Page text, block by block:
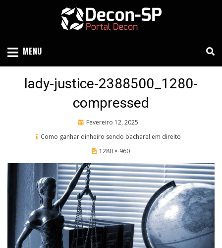
MENU
lady-justice-2388500_1280-
compressed
Posted
Fevereiro 12, 2025
Como ganhar dinheiro sendo bacharel em direito
1280 × 960